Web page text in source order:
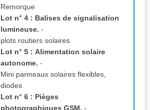
Remorque
Lot n° 4 : Balises de signalisation
lumineuse. -
plots routiers solaires
Lot n° 5 : Alimentation solaire
autonome. -
Mini panneaux solaires flexibles,
diodes
Lot n° 6 : Pièges
photographiques GSM. -